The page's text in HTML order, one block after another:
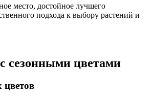
место, достойное лучшего
подхода к выбору растений и
сезонными цветами